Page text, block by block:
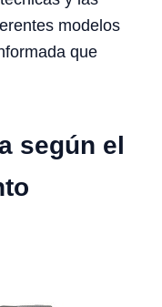
modelos
que
según el